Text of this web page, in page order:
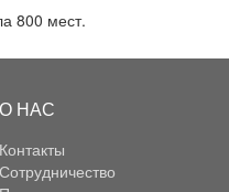
800 мест.
О НАС
Контакты
Сотрудничество